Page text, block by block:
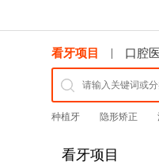
看牙项目 | 口腔
种植牙 隐形矫正
看牙项目